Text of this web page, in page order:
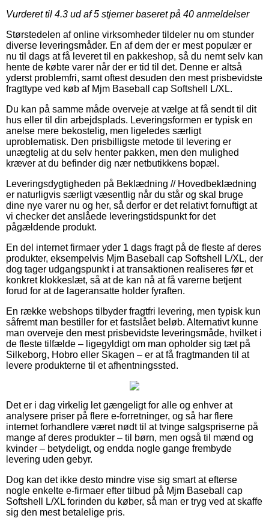
Vurderet til 4.3 ud af 5 stjerner baseret på 40 anmeldelser
Størstedelen af online virksomheder tildeler nu om stunder
diverse leveringsmåder. En af dem der er mest populær er
nu til dags at få leveret til en pakkeshop, så du nemt selv kan
hente de købte varer når der er tid til det. Denne er altså
yderst problemfri, samt oftest desuden den mest prisbevidste
fragttype ved køb af Mjm Baseball cap Softshell L/XL.
Du kan på samme måde overveje at vælge at få sendt til dit
hus eller til din arbejdsplads. Leveringsformen er typisk en
anelse mere bekostelig, men ligeledes særligt
uproblematisk. Den prisbilligste metode til levering er
unægtelig at du selv henter pakken, men den mulighed
kræver at du befinder dig nær netbutikkens bopæl.
Leveringsdygtigheden på Beklædning // Hovedbeklædning
er naturligvis særligt væsentlig når du står og skal bruge
dine nye varer nu og her, så derfor er det relativt fornuftigt at
vi checker det anslåede leveringstidspunkt for det
pågældende produkt.
En del internet firmaer yder 1 dags fragt på de fleste af deres
produkter, eksempelvis Mjm Baseball cap Softshell L/XL, der
dog tager udgangspunkt i at transaktionen realiseres før et
konkret klokkeslæt, så at de kan nå at få varerne betjent
forud for at de lageransatte holder fyraften.
En række webshops tilbyder fragtfri levering, men typisk kun
såfremt man bestiller for et fastslået beløb. Alternativt kunne
man overveje den mest prisbevidste leveringsmåde, hvilket i
de fleste tilfælde – ligegyldigt om man opholder sig tæt på
Silkeborg, Hobro eller Skagen – er at få fragtmanden til at
levere produkterne til et afhentningssted.
Det er i dag virkelig let gængeligt for alle og enhver at
analysere priser på flere e-forretninger, og så har flere
internet forhandlere været nødt til at tvinge salgspriserne på
mange af deres produkter – til børn, men også til mænd og
kvinder – betydeligt, og endda nogle gange frembyde
levering uden gebyr.
Dog kan det ikke desto mindre vise sig smart at efterse
nogle enkelte e-firmaer efter tilbud på Mjm Baseball cap
Softshell L/XL forinden du køber, så man er tryg ved at skaffe
sig den mest betalelige pris.